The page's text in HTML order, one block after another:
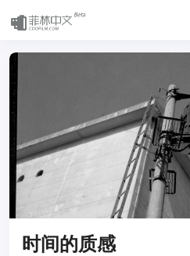
时间的质感